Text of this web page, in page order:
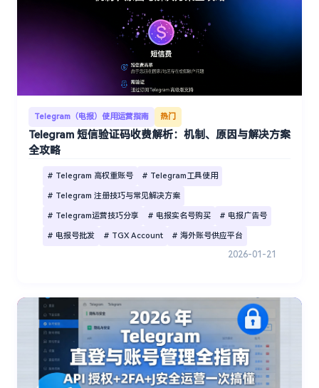
Telegram（电报）使用运营指南 热门
Telegram 短信验证码收费解析：机制、原因与解决方案
全攻略
# Telegram 高权重账号 # Telegram工具使用
# Telegram 注册技巧与常见解决方案
# Telegram运营技巧分享 # 电报实名号购买 # 电报广告号
# 电报号批发 # TGX Account # 海外账号供应平台
2026-01-21